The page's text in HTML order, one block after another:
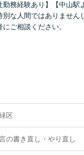
勤務経験あり】【中山
別な人間ではありません
にご相談ください。
区
の書き直し・やり直し